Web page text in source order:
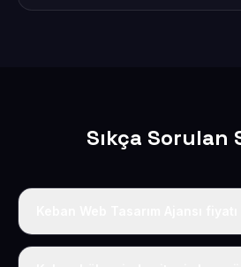
Sıkça Sorulan
Tek fiyat uygulanır: yıllık 50 USD